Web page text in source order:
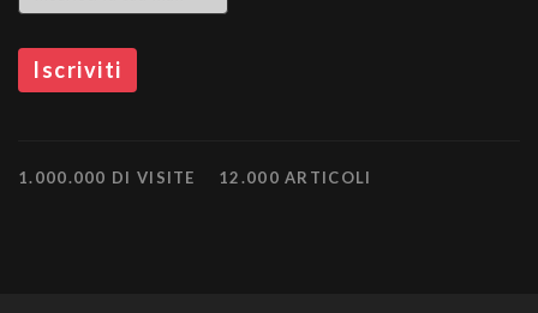
1.000.000 DI VISITE 12.000 ARTICOLI